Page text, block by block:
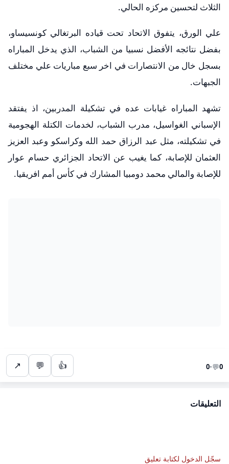
الثلاث لتحسين مركزه الحالي.
علي الورق، يتفوق الاتحاد تحت قياده البرتغالي كونسيساو،
بفضل نتائجه الأفضل نسبيا من الشباب، الذي يدخل المباراه
بسجل خال من الانتصارات في اخر سبع مباريات علي مختلف
الجبهات.
تشهد المباراه غيابات عده في تشكيلة المدربين، اذ يفتقد
الإسباني الغواسيل، مدرب الشباب، لخدمات الكتلة الهجومية
في تشكيلته، مثل عبد الرزاق حمد الله وكراسكو وعبد العزيز
العثمان للإصابة، كما يغيب عن الاتحاد الجزائري حسام عوار
للإصابة والمالي محمد دومبيا المشارك في كأس أمم افريقيا.
0•💬0
👍
💬
↗
التعليقات
سجّل الدخول لكتابة تعليق